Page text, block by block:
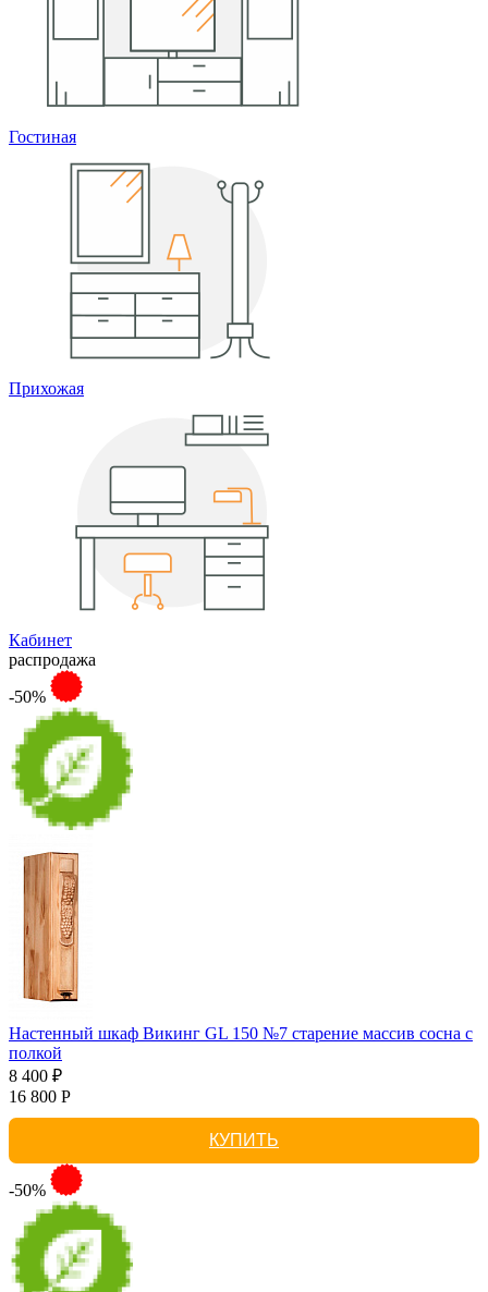
Гостиная
Прихожая
Кабинет
распродажа
-50%
Настенный шкаф Викинг GL 150 №7 старение массив сосна с
полкой
8 400 ₽
16 800 Р
КУПИТЬ
-50%